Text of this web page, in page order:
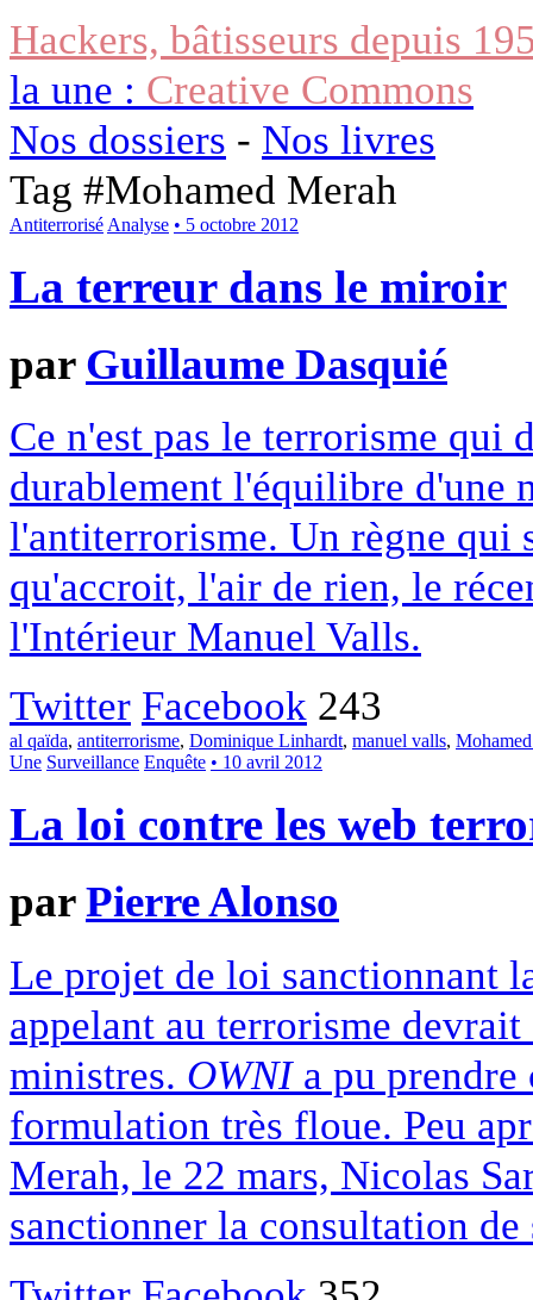
Hackers, bâtisseurs depuis
la une : Creative Commons
Nos dossiers - Nos livres
Tag #Mohamed Merah
Antiterrorisé Analyse • 5 octobre 2012
La terreur dans le miroir
par Guillaume Dasquié
Ce n'est pas le terrorisme qui
durablement l'équilibre d'une
l'antiterrorisme. Un règne qui
qu'accroit, l'air de rien, le
l'Intérieur Manuel Valls.
Twitter Facebook 243
al qaïda, antiterrorisme, Dominique Linhardt, manuel valls,
Une Surveillance Enquête • 10 avril 2012
La loi contre les web
parPierre Alonso
Le projet de loi sanctionnant
appelant au terrorisme
ministres. OWNIa pu prendre
formulation très floue. Peu
Merah, le 22 mars, Nicolas
sanctionner la consultation